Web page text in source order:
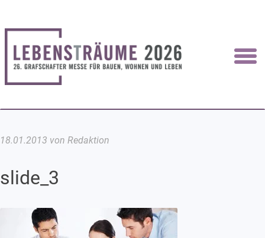
18.01.2013 von Redaktion
slide_3